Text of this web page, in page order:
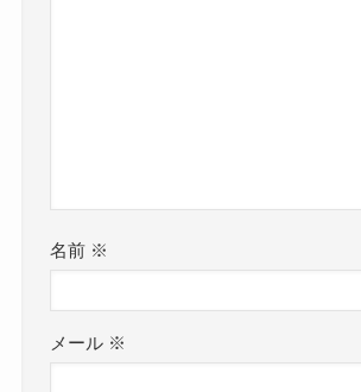
名前 ※
メール ※